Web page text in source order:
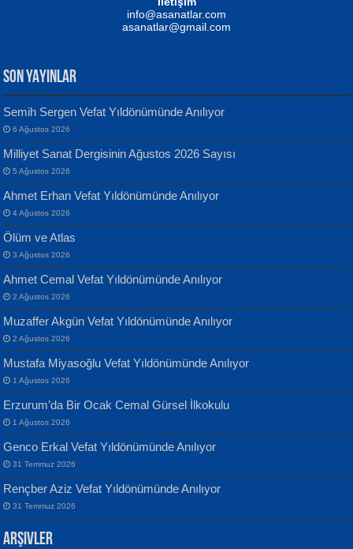
MUSTAFA KELOĞLU
Yarına İz Bırakmak...
ATİLLA ÖZEN
Sultan Olmadan Önce Eyüp...
EKREM KARABABA
Yılmaz Ekinci
Geceye Söylenen...
Banu Sancak
Defterimden İçeri...
İsmail Aydos
İnkisar...
info@asanatlar.com
asanatlar@gmail.com
SON YAYINLAR
Semih Sergen Vefat Yıldönümünde Anılıyor
6 Ağustos 2026
Milliyet Sanat Dergisinin Ağustos 2026 Sayısı
5 Ağustos 2026
Ahmet Erhan Vefat Yıldönümünde Anılıyor
4 Ağustos 2026
Ölüm ve Atlas
3 Ağustos 2026
Ahmet Cemal Vefat Yıldönümünde Anılıyor
2 Ağustos 2026
Muzaffer Akgün Vefat Yıldönümünde Anılıyor
2 Ağustos 2026
Mustafa Miyasoğlu Vefat Yıldönümünde Anılıyor
1 Ağustos 2026
Erzurum’da Bir Ocak Cemal Gürsel İlkokulu
1 Ağustos 2026
Genco Erkal Vefat Yıldönümünde Anılıyor
31 Temmuz 2026
Rençber Aziz Vefat Yıldönümünde Anılıyor
31 Temmuz 2026
Arşivler